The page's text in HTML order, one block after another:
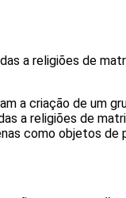
a religiões de
a criação de um
a religiões de
como objetos de